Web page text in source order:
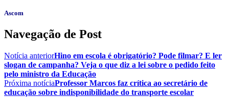
Ascom
Navegação de Post
Notícia anteriorHino em escola é obrigatório? Pode filmar? E ler
slogan de campanha? Veja o que diz a lei sobre o pedido feito
pelo ministro da Educação
Próxima notíciaProfessor Marcos faz crítica ao secretário de
educação sobre indisponibilidade do transporte escolar